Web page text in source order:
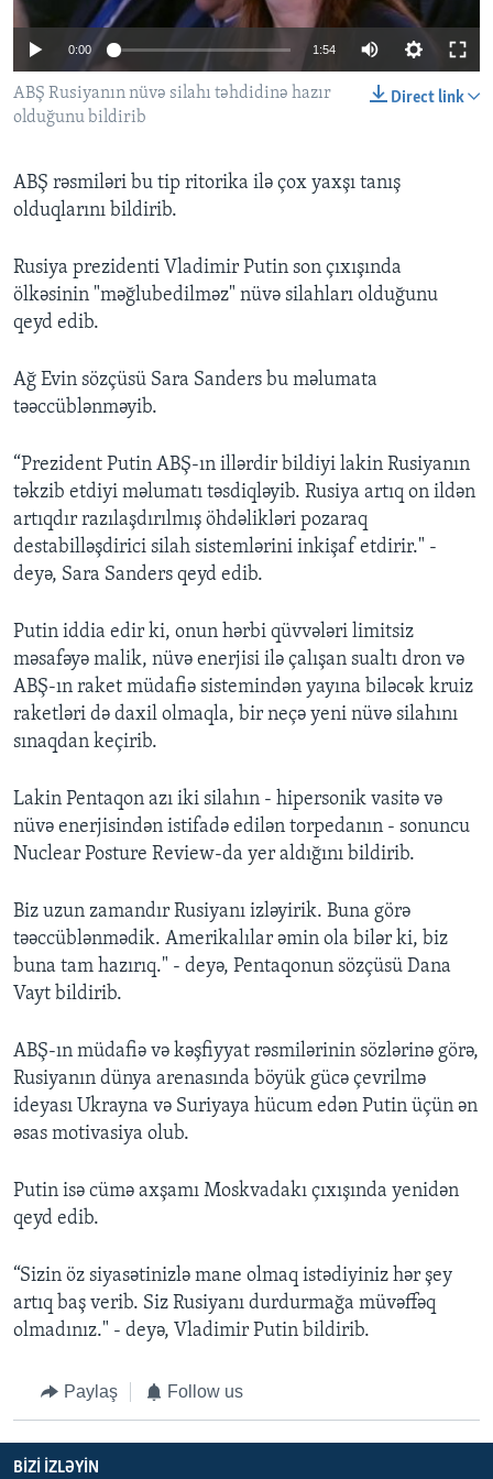
BIZI IZLƏYIN
0:00 1:54
Direct link
ABŞ Rusiyanın nüvə silahı təhdidinə hazır
olduğunu bildirib
ABŞ rəsmiləri bu tip ritorika ilə çox yaxşı tanış
olduqlarını bildirib.
Rusiya prezidenti Vladimir Putin son çıxışında
ölkəsinin "məğlubedilməz" nüvə silahları olduğunu
qeyd edib.
Ağ Evin sözçüsü Sara Sanders bu məlumata
təəccüblənməyib.
“Prezident Putin ABŞ-ın illərdir bildiyi lakin Rusiyanın
təkzib etdiyi məlumatı təsdiqləyib. Rusiya artıq on ildən
artıqdır razılaşdırılmış öhdəlikləri pozaraq
destabilləşdirici silah sistemlərini inkişaf etdirir." -
deyə, Sara Sanders qeyd edib.
Putin iddia edir ki, onun hərbi qüvvələri limitsiz
məsafəyə malik, nüvə enerjisi ilə çalışan sualtı dron və
ABŞ-ın raket müdafiə sistemindən yayına biləcək kruiz
raketləri də daxil olmaqla, bir neçə yeni nüvə silahını
sınaqdan keçirib.
Lakin Pentaqon azı iki silahın - hipersonik vasitə və
nüvə enerjisindən istifadə edilən torpedanın - sonuncu
Nuclear Posture Review-da yer aldığını bildirib.
Biz uzun zamandır Rusiyanı izləyirik. Buna görə
təəccüblənmədik. Amerikalılar əmin ola bilər ki, biz
buna tam hazırıq." - deyə, Pentaqonun sözçüsü Dana
Vayt bildirib.
ABŞ-ın müdafiə və kəşfiyyat rəsmilərinin sözlərinə görə,
Rusiyanın dünya arenasında böyük gücə çevrilmə
ideyası Ukrayna və Suriyaya hücum edən Putin üçün ən
əsas motivasiya olub.
Putin isə cümə axşamı Moskvadakı çıxışında yenidən
qeyd edib.
“Sizin öz siyasətinizlə mane olmaq istədiyiniz hər şey
artıq baş verib. Siz Rusiyanı durdurmağa müvəffəq
olmadınız." - deyə, Vladimir Putin bildirib.
Paylaş Follow us
BIZI IZLƏYIN